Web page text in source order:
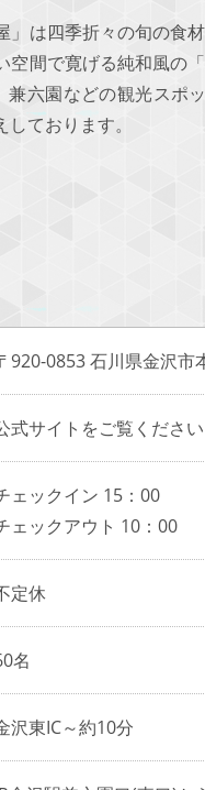
は四季折々の旬の食
空間で寛げる純和風の
六園などの観光スポ
ております。
920-0853 石川県金沢市
式サイトをご覧ください
ェックイン 15：00
ェックアウト 10：00
定休
名
沢東IC～約10分